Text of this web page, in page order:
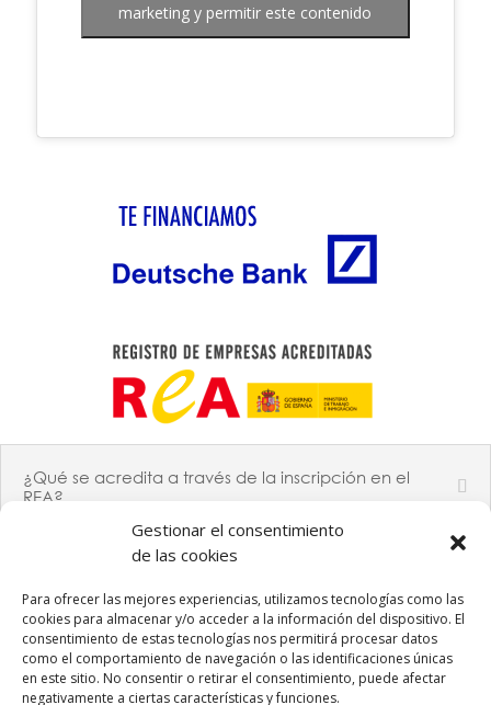
Gestionar el consentimiento
de las cookies
Para ofrecer las mejores experiencias, utilizamos tecnologías como las
cookies para almacenar y/o acceder a la información del dispositivo. El
consentimiento de estas tecnologías nos permitirá procesar datos
como el comportamiento de navegación o las identificaciones únicas
en este sitio. No consentir o retirar el consentimiento, puede afectar
negativamente a ciertas características y funciones.
marketing y permitir este contenido
¿Qué se acredita a través de la inscripción en el
REA?
PROGRAMA KIT DIGITAL COFINANCIADO POR LOS FONDOS
NEXT GENERATION (EU) DEL MECANISMO DE RECUPERACIÓN Y
RESILIENCIA